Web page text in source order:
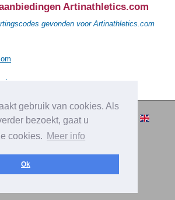
gebruik van cookies. Als
bezoekt, gaat u
cookies. Meer info
Ok
Artinathletics.com
gevonden voor Artinathletics.com
-
| Privacy |